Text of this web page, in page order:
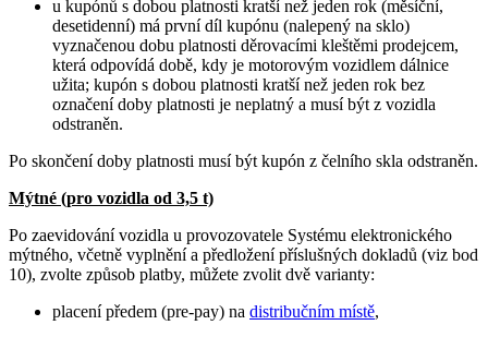
u kupónů s dobou platnosti kratší než jeden rok (měsíční,
desetidenní) má první díl kupónu (nalepený na sklo)
vyznačenou dobu platnosti děrovacími kleštěmi prodejcem,
která odpovídá době, kdy je motorovým vozidlem dálnice
užita; kupón s dobou platnosti kratší než jeden rok bez
označení doby platnosti je neplatný a musí být z vozidla
odstraněn.
Po skončení doby platnosti musí být kupón z čelního skla odstraněn.
Mýtné (pro vozidla od 3,5 t)
Po zaevidování vozidla u provozovatele Systému elektronického
mýtného, včetně vyplnění a předložení příslušných dokladů (viz bod
10), zvolte způsob platby, můžete zvolit dvě varianty:
placení předem (pre-pay) na distribučním místě,